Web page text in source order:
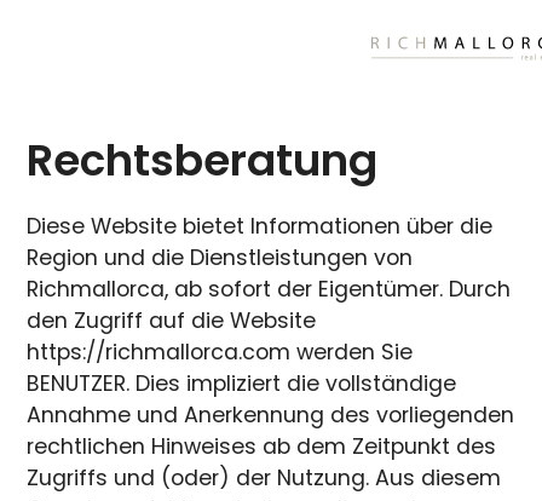
Rechtsberatung
Diese Website bietet Informationen über die
Region und die Dienstleistungen von
Richmallorca, ab sofort der Eigentümer. Durch
den Zugriff auf die Website
https://richmallorca.com werden Sie
BENUTZER. Dies impliziert die vollständige
Annahme und Anerkennung des vorliegenden
rechtlichen Hinweises ab dem Zeitpunkt des
Zugriffs und (oder) der Nutzung. Aus diesem